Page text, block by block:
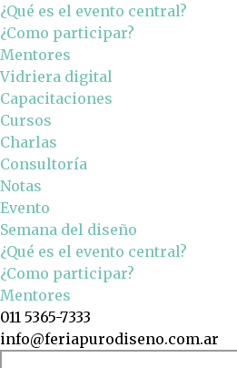
¿Qué es el evento central?
¿Como participar?
Mentores
Vidriera digital
Capacitaciones
Cursos
Charlas
Consultoría
Notas
Evento
Semana del diseño
¿Qué es el evento central?
¿Como participar?
Mentores
011 5365-7333
info@feriapurodiseno.com.ar